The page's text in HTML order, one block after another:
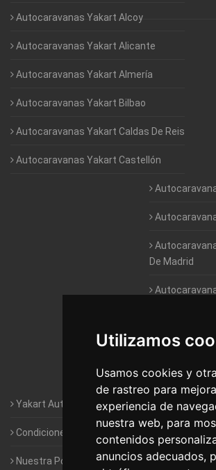
Utilizamos
Usamos cookies y
de rastreo para
experiencia de
nuestra web, para
contenidos
anuncios adecuados,
Autocaravanas Yakart Alcoy
Autocaravanas Yakart Alicante
Autocaravanas Yakart Almería
Autocaravanas Yakart Bilbao
Autocaravanas Yakart Caldas De Reis
Autocaravanas Yakart Castellón
De Madrid
Yakart Autocaravanas · La empresa
Condiciones de Alquiler de Yakart
Nuestra Política de Privacidad